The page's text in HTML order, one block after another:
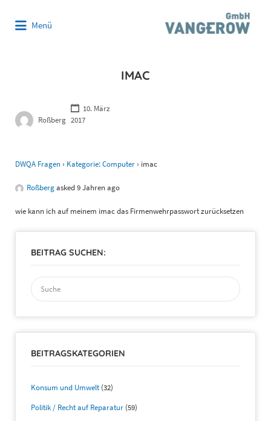
Menü
IMAC
Roßberg
10. März
2017
DWQA Fragen › Kategorie: Computer › imac
Roßbergasked 9 Jahren ago
wie kann ich auf meinem imac das Firmenwehrpasswort zurücksetzen
BEITRAG SUCHEN:
Suchen
nach:
BEITRAGSKATEGORIEN
Konsum und Umwelt(32)
Politik / Recht auf Reparatur (59)